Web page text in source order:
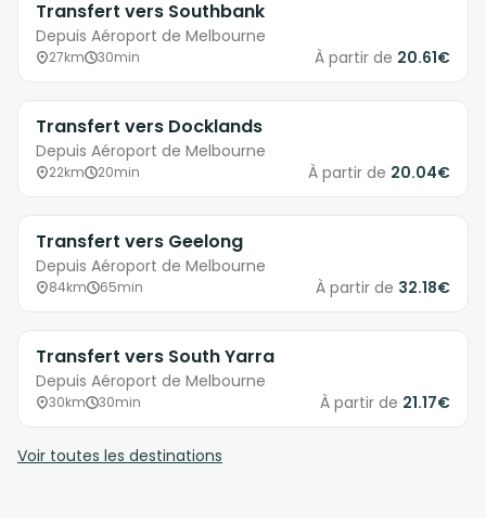
Transfert vers Southbank
Depuis Aéroport de Melbourne
27km 30min À partir de 20.61€
Transfert vers Docklands
Depuis Aéroport de Melbourne
22km 20min À partir de 20.04€
Transfert vers Geelong
Depuis Aéroport de Melbourne
84km 65min À partir de 32.18€
Transfert vers South Yarra
Depuis Aéroport de Melbourne
30km 30min À partir de 21.17€
Voir toutes les destinations